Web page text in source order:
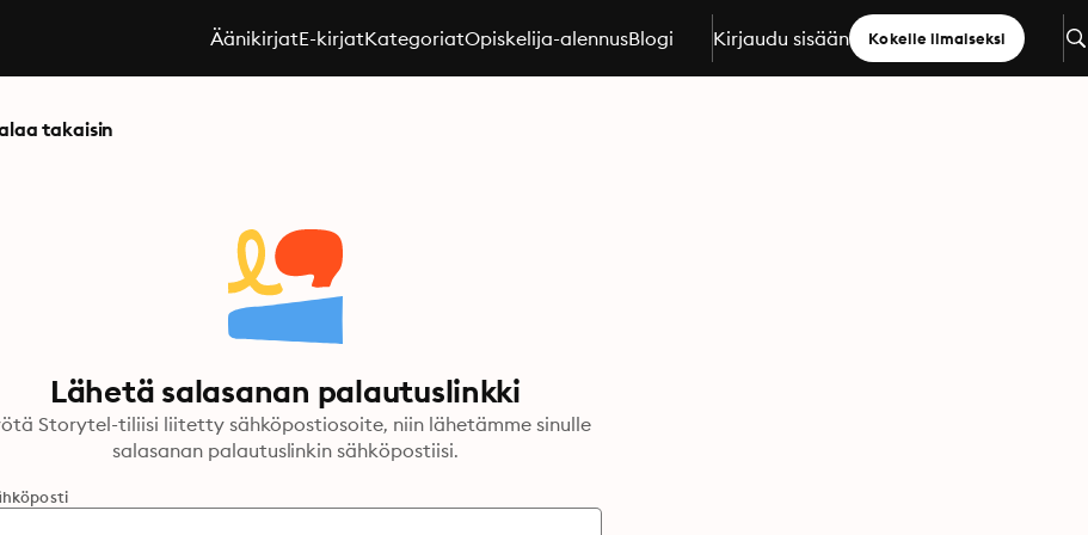
ÄänikirjatE-kirjatKategoriatOpiskelija-alennusBlogi Kirjaudu sisään Kokeile ilmaiseksi
takaisin
Lähetä salasanan palautuslinkki
Storytel-tiliisi liitetty sähköpostiosoite, niin lähetämme sinulle
salasanan palautuslinkin sähköpostiisi.